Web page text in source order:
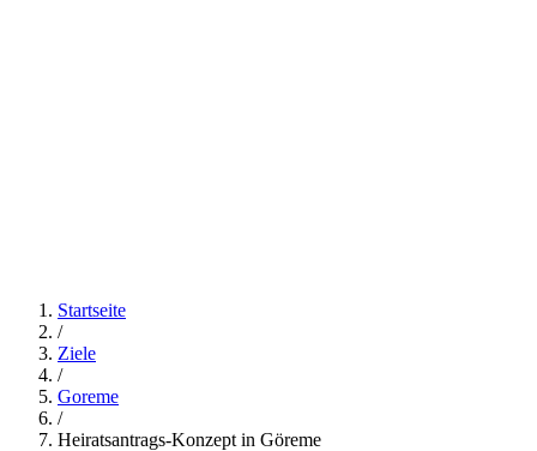
Startseite
/
Ziele
/
Goreme
/
Heiratsantrags-Konzept in Göreme